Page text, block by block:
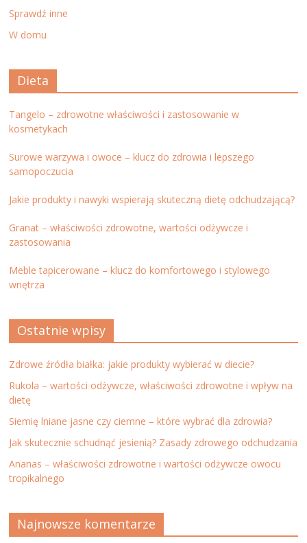
Sprawdź inne
W domu
Dieta
Tangelo – zdrowotne właściwości i zastosowanie w
kosmetykach
Surowe warzywa i owoce – klucz do zdrowia i lepszego
samopoczucia
Jakie produkty i nawyki wspierają skuteczną dietę odchudzającą?
Granat – właściwości zdrowotne, wartości odżywcze i
zastosowania
Meble tapicerowane – klucz do komfortowego i stylowego
wnętrza
Ostatnie wpisy
Zdrowe źródła białka: jakie produkty wybierać w diecie?
Rukola – wartości odżywcze, właściwości zdrowotne i wpływ na
dietę
Siemię lniane jasne czy ciemne – które wybrać dla zdrowia?
Jak skutecznie schudnąć jesienią? Zasady zdrowego odchudzania
Ananas – właściwości zdrowotne i wartości odżywcze owocu
tropikalnego
Najnowsze komentarze